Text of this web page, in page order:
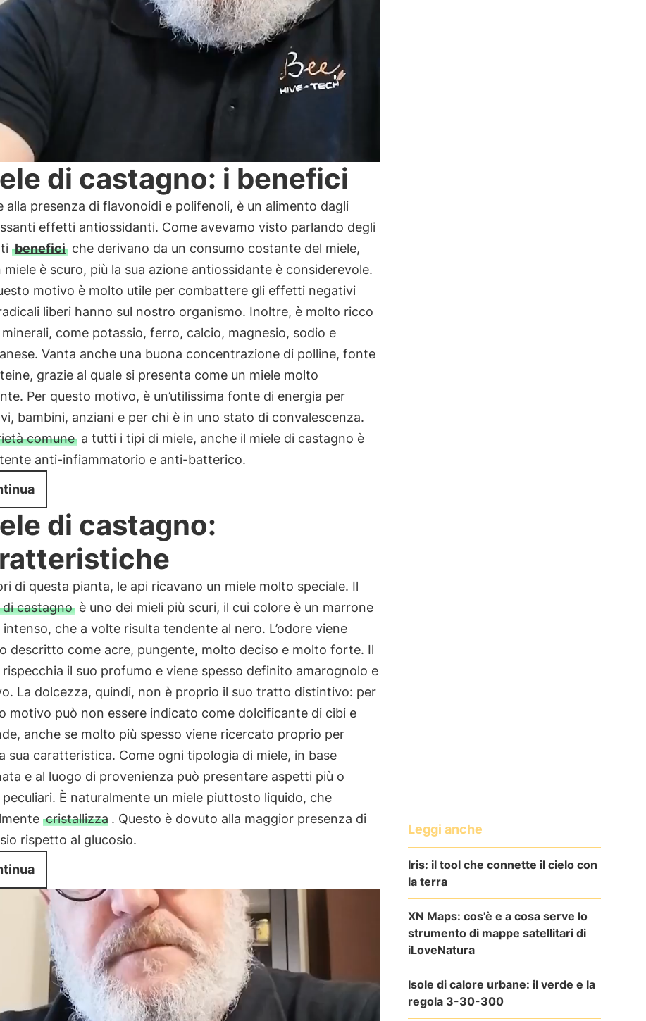
di castagno: i benefici
alla presenza di flavonoidi e polifenoli, è un alimento dagli
effetti antiossidanti. Come avevamo visto parlando degli
beneficiche derivano da un consumo costante del miele,
miele è scuro, più la sua azione antiossidante è considerevole.
motivo è molto utile per combattere gli effetti negativi
liberi hanno sul nostro organismo. Inoltre, è molto ricco
minerali, come potassio, ferro, calcio, magnesio, sodio e
Vanta anche una buona concentrazione di polline, fonte
grazie al quale si presenta come un miele molto
Per questo motivo, è un’utilissima fonte di energia per
bambini, anziani e per chi è in uno stato di convalescenza.
comune a tutti i tipi di miele, anche il miele di castagno è
anti-infiammatorio e anti-batterico.
di castagno:
di questa pianta, le api ricavano un miele molto speciale. Il
di castagnoè uno dei mieli più scuri, il cui colore è un marrone
che a volte risulta tendente al nero. L’odore viene
descritto come acre, pungente, molto deciso e molto forte. Il
il suo profumo e viene spesso definito amarognolo e
La dolcezza, quindi, non è proprio il suo tratto distintivo: per
motivo può non essere indicato come dolcificante di cibi e
anche se molto più spesso viene ricercato proprio per
sua caratteristica. Come ogni tipologia di miele, in base
e al luogo di provenienza può presentare aspetti più o
peculiari. È naturalmente un miele piuttosto liquido, che
cristallizza . Questo è dovuto alla maggior presenza di
rispetto al glucosio.
Leggi anche
Iris: il tool che connette il cielo con
la terra
XN Maps: cos'è e a cosa serve lo
strumento di mappe satellitari di
iLoveNatura
Isole di calore urbane: il verde e la
regola 3-30-300